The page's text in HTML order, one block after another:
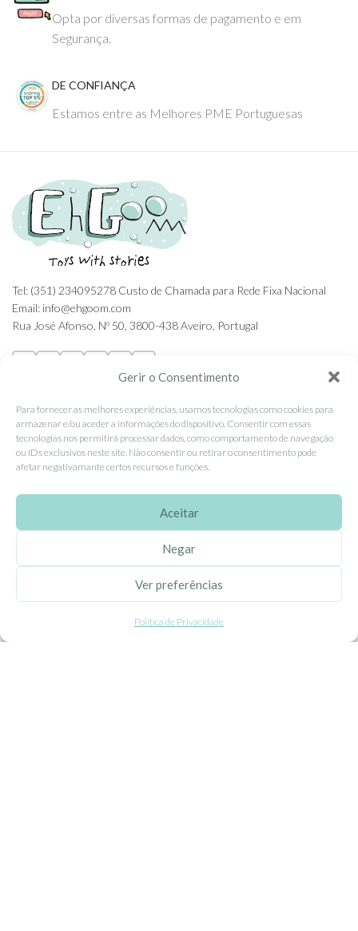
Gerir o Consentimento
Para fornecer as melhores experiências, usamos tecnologias como cookies para
armazenar e/ou aceder a informações do dispositivo. Consentir com essas
tecnologias nos permitirá processar dados, como comportamento de navegação
ou IDs exclusivos neste site. Não consentir ou retirar o consentimento pode
afetar negativamante certos recursos e funções.
Aceitar
Negar
Ver preferências
Política de Privacidade
Opta por diversas formas de pagamento e em
Segurança.
DE CONFIANÇA
Estamos entre as Melhores PME Portuguesas
Tel: (351) 234095278 Custo de Chamada para Rede Fixa Nacional
Email: info@ehgoom.com
Rua José Afonso, Nº 50, 3800-438 Aveiro, Portugal
SOBRE A EHGOOM
Sobre Nós
Propriedade Intelectual
Colaboração com Bloggers
Listas de Aniversário e Babyshower
CONDIÇÕES GERAIS
Politica de Privacidade